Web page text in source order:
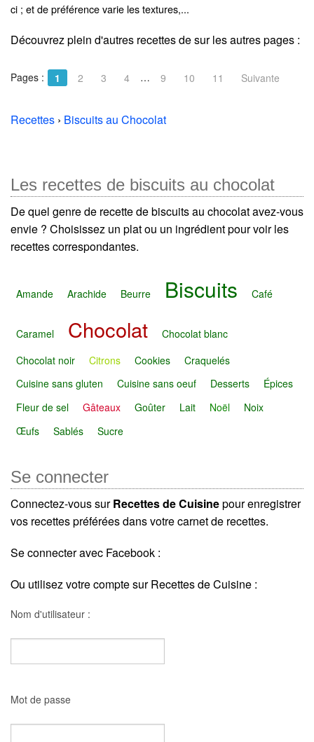
ci ; et de préférence varie les textures,...
Découvrez plein d'autres recettes desur les autres pages :
Pages : 1 2 3 4 … 9 10 11 Suivante
Recettes › Biscuits au Chocolat
Les recettes de biscuits au chocolat
De quel genre de recette de biscuits au chocolat avez-vous
envie ? Choisissez un plat ou un ingrédient pour voir les
recettes correspondantes.
Amande Arachide Beurre Biscuits Café
Caramel Chocolat
Chocolat blanc
Chocolat noir
Citrons Cookies
Craquelés
Cuisine sans gluten
Cuisine sans oeuf Desserts
Épices
Fleur de sel
Gâteaux Goûter Lait Noël
Noix
Œufs
Sablés Sucre
Se connecter
Connectez-vous surRecettes de Cuisinepour enregistrer
vos recettes préférées dans votre carnet de recettes.
Se connecter avec Facebook :
Ou utilisez votre compte sur Recettes de Cuisine :
Nom d'utilisateur :
Mot de passe